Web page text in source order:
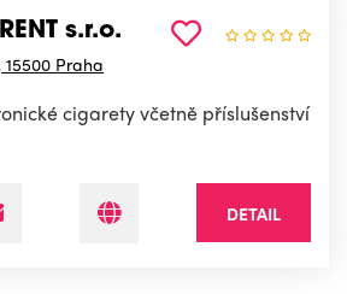
s.r.o.
15500 Praha
cigarety včetně příslušenství
DETAIL